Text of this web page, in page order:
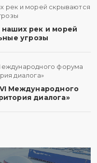
рек и морей
угрозы
Международного
диалога»